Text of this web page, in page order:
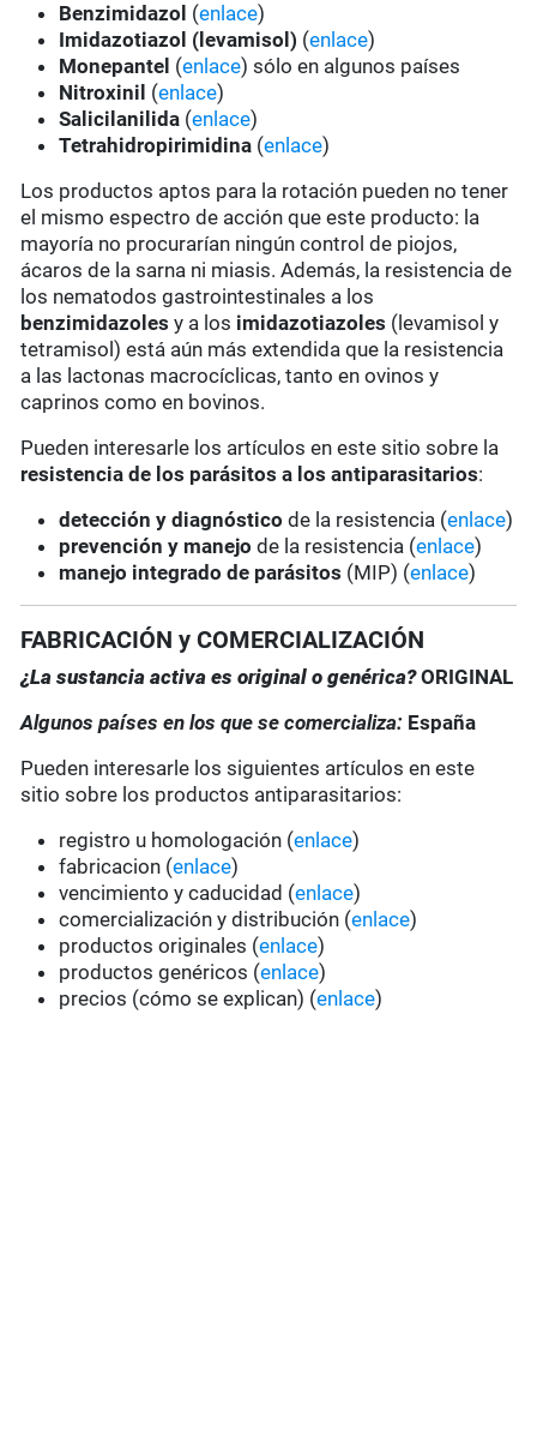
Benzimidazol (enlace)
Imidazotiazol (levamisol) (enlace)
Monepantel (enlace) sólo en algunos países
Nitroxinil (enlace)
Salicilanilida (enlace)
Tetrahidropirimidina (enlace)
Los productos aptos para la rotación pueden no tener
el mismo espectro de acción que este producto: la
mayoría no procurarían ningún control de piojos,
ácaros de la sarna ni miasis. Además, la resistencia de
los nematodos gastrointestinales a los
benzimidazoles y a los imidazotiazoles (levamisol y
tetramisol) está aún más extendida que la resistencia
a las lactonas macrocíclicas, tanto en ovinos y
caprinos como en bovinos.
Pueden interesarle los artículos en este sitio sobre la
resistencia de los parásitos a los antiparasitarios:
detección y diagnóstico de la resistencia (enlace)
prevención y manejo de la resistencia (enlace)
manejo integrado de parásitos (MIP) (enlace)
FABRICACIÓN y COMERCIALIZACIÓN
¿La sustancia activa es original o genérica?ORIGINAL
Algunos países en los que se comercializa: España
Pueden interesarle los siguientes artículos en este
sitio sobre los productos antiparasitarios:
registro u homologación (enlace)
fabricacion (enlace)
vencimiento y caducidad (enlace)
comercialización y distribución (enlace)
productos originales (enlace)
productos genéricos (enlace)
precios (cómo se explican) (enlace)